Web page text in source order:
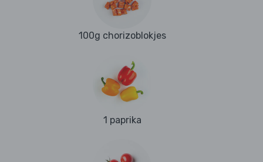
100g chorizoblokjes
1 paprika